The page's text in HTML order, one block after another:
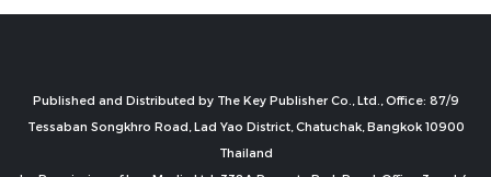
Published and Distributed by The Key Publisher Co., Ltd., Office: 87/9
Tessaban Songkhro Road, Lad Yao District, Chatuchak, Bangkok 10900
Thailand